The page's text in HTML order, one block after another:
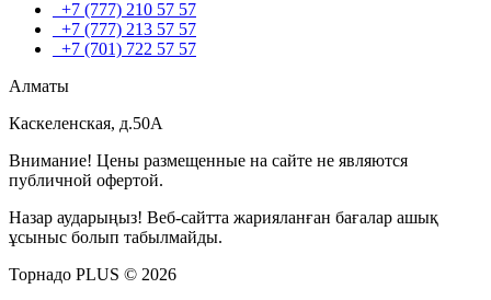
+7 (777) 210 57 57
+7 (777) 213 57 57
+7 (701) 722 57 57
Алматы
Каскеленская, д.50А
Внимание! Цены размещенные на сайте не являются
публичной офертой.
Назар аударыңыз! Веб-сайтта жарияланған бағалар ашық
ұсыныс болып табылмайды.
Торнадо PLUS © 2026